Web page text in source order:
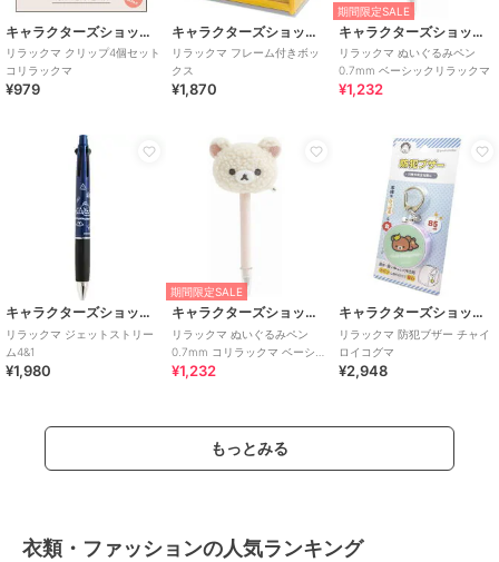
キャラクターズショップ ラフラフ
リラックマ クリップ4個セット
コリラックマ
¥979
キャラクターズショップ ラフラフ
リラックマ フレーム付きボッ
クス
¥1,870
期間限定SALE
キャラクターズショップ ラフラフ
リラックマ ぬいぐるみペン
0.7mm ベーシックリラックマ
¥1,232
キャラクターズショップ ラフラフ
リラックマ ジェットストリー
ム4&1
¥1,980
期間限定SALE
キャラクターズショップ ラフラフ
リラックマ ぬいぐるみペン
0.7mm コリラックマ ベーシッ
クリラックマ
¥1,232
キャラクターズショップ ラフラフ
リラックマ 防犯ブザー チャイ
ロイコグマ
¥2,948
もっとみる
衣類・ファッションの人気ランキング